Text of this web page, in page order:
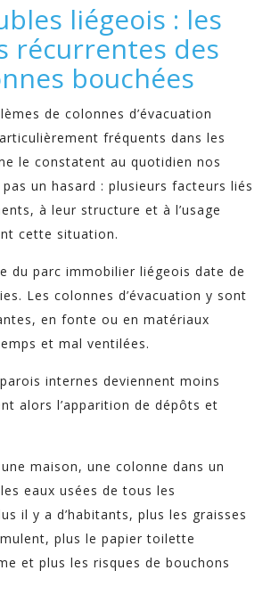
liégeois : les
récurrentes des
bouchées
de colonnes d’évacuation
fréquents dans les
le constatent au quotidien nos
pas un hasard : plusieurs facteurs liés
à leur structure et à l’usage
cette situation.
du parc immobilier liégeois date de
Les colonnes d’évacuation y sont
en fonte ou en matériaux
et mal ventilées.
internes deviennent moins
alors l’apparition de dépôts et
maison, une colonne dans un
eaux usées de tous les
il y a d’habitants, plus les graisses
plus le papier toilette
et plus les risques de bouchons